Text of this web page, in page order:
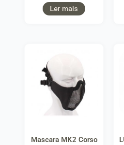
Ler mais
Mascara MK2 Corso